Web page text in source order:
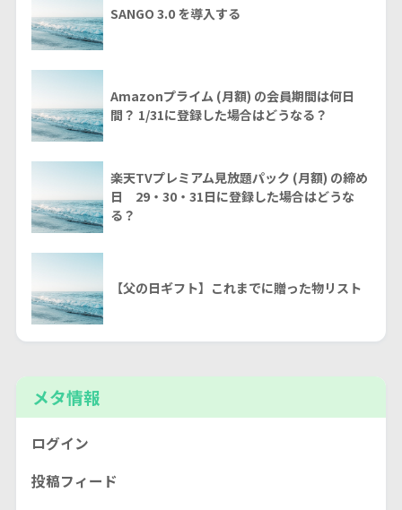
SANGO 3.0 を導入する
Amazonプライム (月額) の会員期間は何日
間？ 1/31に登録した場合はどうなる？
楽天TVプレミアム見放題パック (月額) の締め
日 29・30・31日に登録した場合はどうな
る？
【父の日ギフト】これまでに贈った物リスト
メタ情報
ログイン
投稿フィード